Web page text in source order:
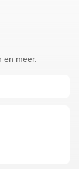
en meer.